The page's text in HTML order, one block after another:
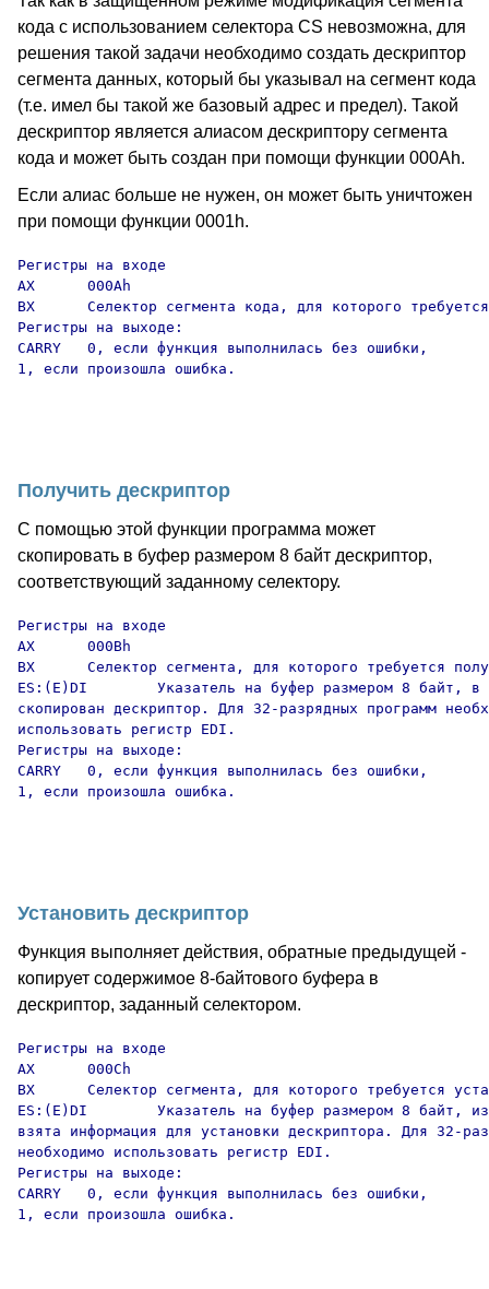
кода с использованием селектора CS невозможна, для
решения такой задачи необходимо создать дескриптор
сегмента данных, который бы указывал на сегмент кода
(т.е. имел бы такой же базовый адрес и предел). Такой
дескриптор является алиасом дескриптору сегмента
кода и может быть создан при помощи функции 000Ah.
Если алиас больше не нужен, он может быть уничтожен
при помощи функции 0001h.
Регистры на входе
AX      000Ah
BX      Селектор сегмента кода, для которого
Регистры на выходе:
CARRY   0, если функция выполнилась без ошибки,
1, если произошла ошибка.
Получить дескриптор
С помощью этой функции программа может
скопировать в буфер размером 8 байт дескриптор,
соответствующий заданному селектору.
Регистры на входе
AX      000Bh
BX      Селектор сегмента, для которого требуется
ES:(E)DI        Указатель на буфер размером 8 байт, в
скопирован дескриптор. Для 32-разрядных программ
использовать регистр EDI.
Регистры на выходе:
CARRY   0, если функция выполнилась без ошибки,
1, если произошла ошибка.
Установить дескриптор
Функция выполняет действия, обратные предыдущей -
копирует содержимое 8-байтового буфера в
дескриптор, заданный селектором.
Регистры на входе
AX      000Ch
BX      Селектор сегмента, для которого требуется
ES:(E)DI        Указатель на буфер размером 8 байт,
взята информация для установки дескриптора. Для 32-
необходимо использовать регистр EDI.
Регистры на выходе:
CARRY   0, если функция выполнилась без ошибки,
1, если произошла ошибка.